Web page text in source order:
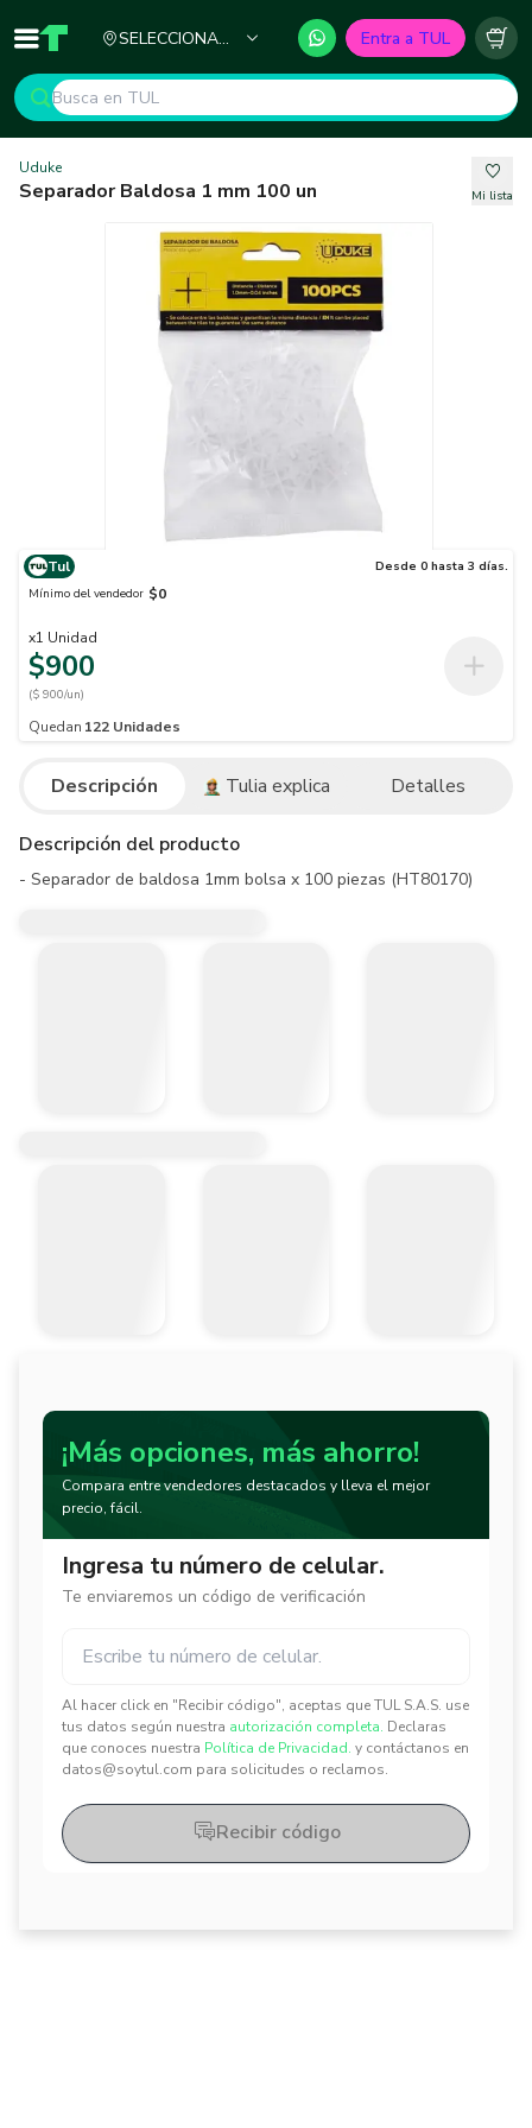
Inicio TUL - Tu Marketplace de Construcción
SELECCIONA
Entra a TUL
Uduke
Separador Baldosa 1 mm 100 un Mi lista
Tul
Desde 0 hasta 3 días.
Mínimo del vendedor $0
x1 Unidad
$900
($ 900/un)
Quedan 122 Unidades
Descripción Tulia explica Detalles
Descripción del producto
- Separador de baldosa 1mm bolsa x 100 piezas (HT80170)
¡Más opciones, más ahorro!
Compara entre vendedores destacados y lleva el mejor
precio, fácil.
Ingresa tu número de celular.
Te enviaremos un código de verificación
Al hacer click en "Recibir código", aceptas que TUL S.A.S. use
tus datos según nuestra autorización completa. Declaras
que conoces nuestra Política de Privacidad. y contáctanos en
datos@soytul.com para solicitudes o reclamos.
✕
✕
Recibir código